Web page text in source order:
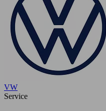
VW
Service